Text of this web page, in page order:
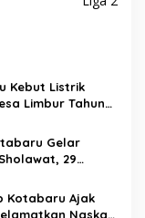
Kebut Listrik
Limbur Tahun
Gelar
29
Kotabaru Ajak
Naskah